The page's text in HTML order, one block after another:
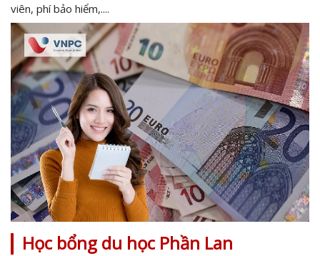
viên, phí bảo hiểm,....
Học bổng du học Phần Lan